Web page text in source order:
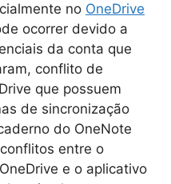
no OneDrive
ocorrer devido a
da conta que
conflito de
que possuem
de sincronização
do OneNote
entre o
e o aplicativo